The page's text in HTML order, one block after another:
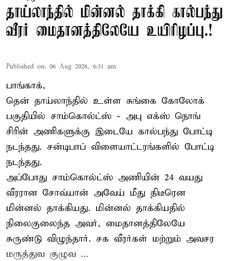
தாய்லாந்தில் மின்னல் தாக்கி கால்பந்து
வீரர் மைதானத்திலேயே உயிரிழப்பு.!
Published on: 06 Aug 2026, 6:31 am
பாங்காக்,
தென் தாய்லாந்தில் உள்ள சுங்கை கோலோக்
பகுதியில் சாம்கொல்ட்ஸ் - அபு எக்ஸ் நொங்
சிரின் அணிகளுக்கு இடையே கால்பந்து போட்டி
நடந்தது. சன்டிபாப் விளையாட்டரங்களில் போட்டி
நடந்தது.
அப்போது சாம்கொல்ட்ஸ் அணியின் 24 வயது
வீரரான சோவ்யான் அவேய் மீது திடீரென
மின்னல் தாக்கியது. மின்னல் தாக்கியதில்
நிலைகுலைந்த அவர், மைதானத்திலேயே
சுருண்டு விழுந்தார். சக வீரர்கள் மற்றும் அவசர
மருத்துவ குழுவ ...